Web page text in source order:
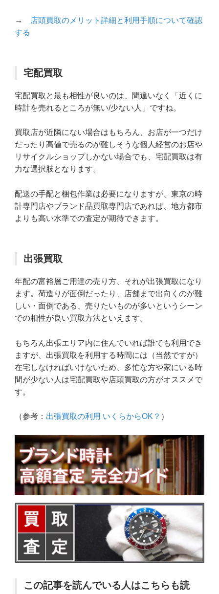
→
店頭買取のメリット詳細と利用手順について確認
する
宅配買取
宅配買取と最も相性が良いのは、間違いなく「近くに
時計を売れるところが無い/少ない人」ですね。
買取店が近隣にない場合はもちろん、お店が一つだけ
だったり高値で売るのが難しそうな個人経営のお店や
リサイクルショップしかない場合でも、宅配買取は有
力な選択肢となります。
配送の手配と梱包作業は必要になりますが、東京の時
計専門店やブランド品買取専門店であれば、地方都市
よりも高い水準での査定が期待できます。
出張買取
年配の富裕層ご用達の売り方、それが出張買取になり
ます。荷造りが面倒だったり、店舗まで出向くのが難
しい・面倒である、売りたいものが多いというシーン
での相性が良い買取方法といえます。
もちろん出張エリア内に住んでいれば誰でも利用でき
ますが、出張買取を利用する時間には（当然ですが）
在宅しなければいけないため、多忙な方や家にいる時
間が少ない人は宅配買取や店頭買取の方がオススメで
す。
（参考： 出張買取の利用 いくらからOK？ ）
この記事を読んでいる人はこちらも読